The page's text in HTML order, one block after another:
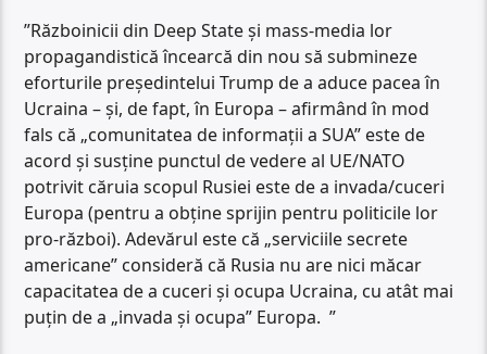
”Războinicii din Deep State și mass-media lor
propagandistică încearcă din nou să submineze
eforturile președintelui Trump de a aduce pacea în
Ucraina – și, de fapt, în Europa – afirmând în mod
fals că „comunitatea de informații a SUA” este de
acord și susține punctul de vedere al UE/NATO
potrivit căruia scopul Rusiei este de a invada/cuceri
Europa (pentru a obține sprijin pentru politicile lor
pro-război). Adevărul este că „serviciile secrete
americane” consideră că Rusia nu are nici măcar
capacitatea de a cuceri și ocupa Ucraina, cu atât mai
puțin de a „invada și ocupa” Europa. ”